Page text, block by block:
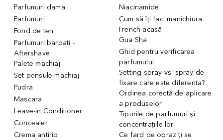
Parfumuri dama
Parfumuri
Fond de ten
Parfumuri barbati -
Aftershave
Palete machiaj
Set pensule machiaj
Pudra
Mascara
Leave-in Conditioner
Concealer
Crema antirid
Niacinamide
Cum să îți faci manichiura
French acasă
Gua Sha
Ghid pentru verificarea
parfumului
Setting spray vs. spray de
fixare care este diferenta?
Ordinea corectă de aplicare
a produselor
Tipurile de parfumuri și
concentrațiile lor
Ce fard de obraz ți se